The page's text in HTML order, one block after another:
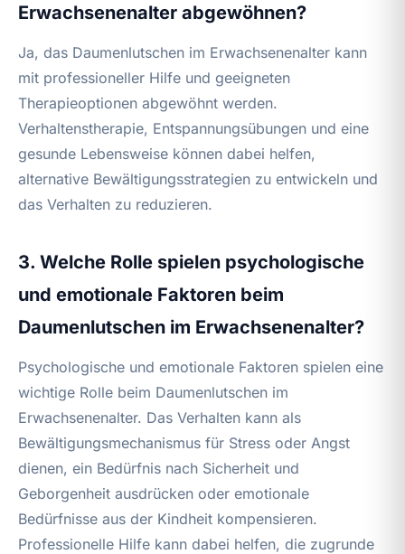
Erwachsenenalter abgewöhnen?
Ja, das Daumenlutschen im Erwachsenenalter kann
mit professioneller Hilfe und geeigneten
Therapieoptionen abgewöhnt werden.
Verhaltenstherapie, Entspannungsübungen und eine
gesunde Lebensweise können dabei helfen,
alternative Bewältigungsstrategien zu entwickeln und
das Verhalten zu reduzieren.
3. Welche Rolle spielen psychologische
und emotionale Faktoren beim
Daumenlutschen im Erwachsenenalter?
Psychologische und emotionale Faktoren spielen eine
wichtige Rolle beim Daumenlutschen im
Erwachsenenalter. Das Verhalten kann als
Bewältigungsmechanismus für Stress oder Angst
dienen, ein Bedürfnis nach Sicherheit und
Geborgenheit ausdrücken oder emotionale
Bedürfnisse aus der Kindheit kompensieren.
Professionelle Hilfe kann dabei helfen, die zugrunde